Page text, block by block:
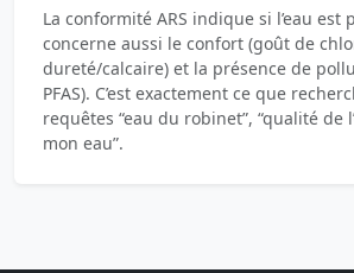
La conformité ARS indique si l’eau est
concerne aussi le confort (goût de
dureté/calcaire) et la présence de
PFAS). C’est exactement ce que
requêtes “eau du robinet”, “qualité de
mon eau”.